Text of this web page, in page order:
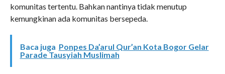
komunitas tertentu. Bahkan nantinya tidak menutup
kemungkinan ada komunitas bersepeda.
Baca juga Ponpes Da’arul Qur’an Kota Bogor Gelar
Parade Tausyiah Muslimah